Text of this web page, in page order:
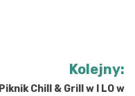
Kolejny:
Piknik Chill & Grill w I LO w